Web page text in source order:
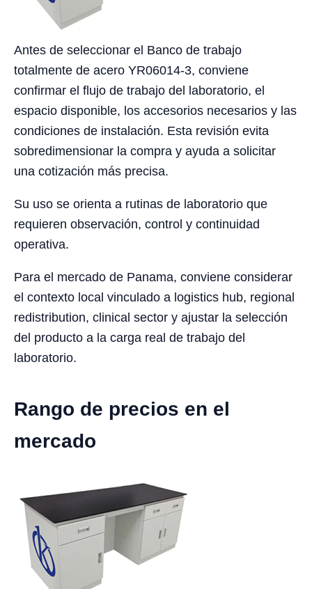
Antes de seleccionar el Banco de trabajo
totalmente de acero YR06014-3, conviene
confirmar el flujo de trabajo del laboratorio, el
espacio disponible, los accesorios necesarios y las
condiciones de instalación. Esta revisión evita
sobredimensionar la compra y ayuda a solicitar
una cotización más precisa.
Su uso se orienta a rutinas de laboratorio que
requieren observación, control y continuidad
operativa.
Para el mercado de Panama, conviene considerar
el contexto local vinculado a logistics hub, regional
redistribution, clinical sector y ajustar la selección
del producto a la carga real de trabajo del
laboratorio.
Rango de precios en el
mercado